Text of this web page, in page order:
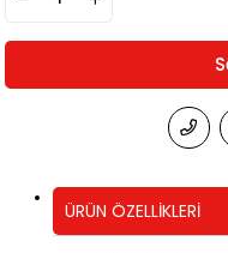
ÜRÜN ÖZELLIKLERI